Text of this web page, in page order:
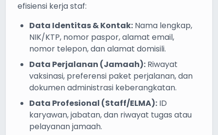
efisiensi kerja staf:
Data Identitas & Kontak: Nama lengkap,
NIK/KTP, nomor paspor, alamat email,
nomor telepon, dan alamat domisili.
Data Perjalanan (Jamaah): Riwayat
vaksinasi, preferensi paket perjalanan, dan
dokumen administrasi keberangkatan.
Data Profesional (Staff/ELMA): ID
karyawan, jabatan, dan riwayat tugas atau
pelayanan jamaah.